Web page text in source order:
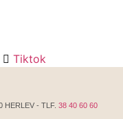
Tiktok
HERLEV - TLF. 38 40 60 60